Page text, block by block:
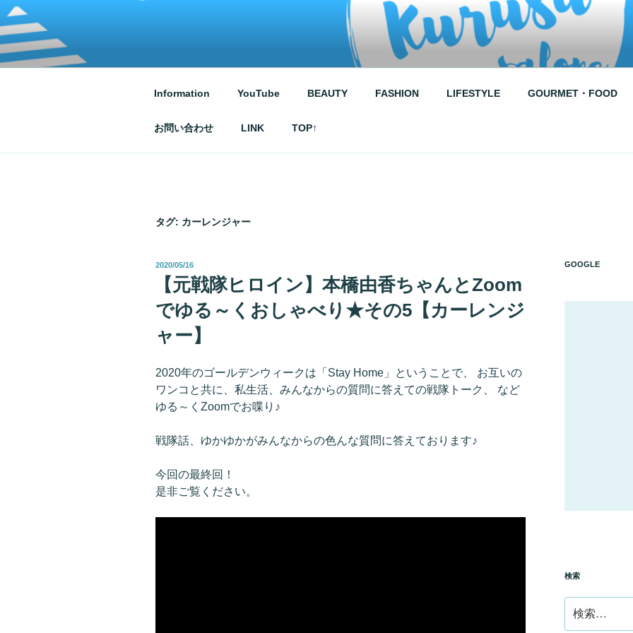
ン
テ
ATSUKO KURUSU SALONE
Information YouTube BEAUTY FASHION LIFESTYLE GOURMET・FOOD
お問い合わせ LINK TOP↑
タグ: カーレンジャー
投
2020/05/16
【元戦隊ヒロイン】本橋由香ちゃんとZoom
でゆる～くおしゃべり★その5【カーレンジ
ャー】
2020年のゴールデンウィークは「Stay Home」ということで、 お互いの
ワンコと共に、私生活、みんなからの質問に答えての戦隊トーク、 など
ゆる～くZoomでお喋り♪
戦隊話、ゆかゆかがみんなからの色んな質問に答えております♪
今回の最終回！
是非ご覧ください。
GOOGLE
検索
索: